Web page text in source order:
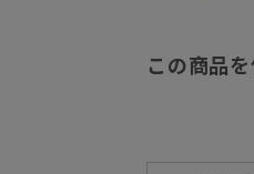
この商品